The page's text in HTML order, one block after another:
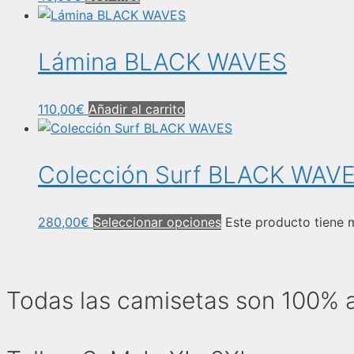
Lámina BLACK WAVES
110,00€ Añadir al carrito
Colección Surf BLACK
280,00€ Seleccionar opciones Este producto tiene
Todas las camisetas son 100%